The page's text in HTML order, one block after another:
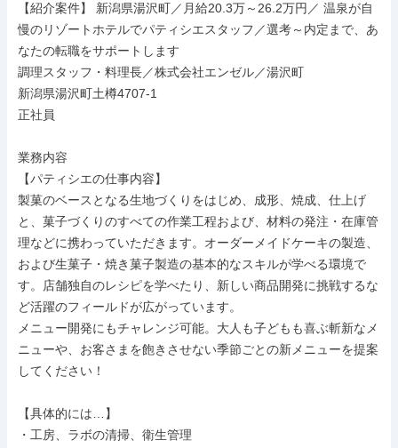
【紹介案件】 新潟県湯沢町／月給20.3万～26.2万円／ 温泉が自
慢のリゾートホテルでパティシエスタッフ／選考～内定まで、あ
なたの転職をサポートします
調理スタッフ・料理長／株式会社エンゼル／湯沢町
新潟県湯沢町土樽4707-1
正社員
業務内容
【パティシエの仕事内容】
製菓のベースとなる生地づくりをはじめ、成形、焼成、仕上げ
と、菓子づくりのすべての作業工程および、材料の発注・在庫管
理などに携わっていただきます。オーダーメイドケーキの製造、
および生菓子・焼き菓子製造の基本的なスキルが学べる環境で
す。店舗独自のレシピを学べたり、新しい商品開発に挑戦するな
ど活躍のフィールドが広がっています。
メニュー開発にもチャレンジ可能。大人も子どもも喜ぶ斬新なメ
ニューや、お客さまを飽きさせない季節ごとの新メニューを提案
してください！
【具体的には…】
・工房、ラボの清掃、衛生管理